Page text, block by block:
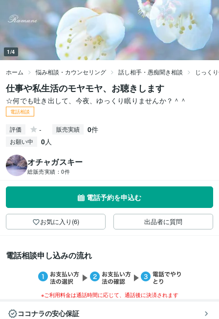
1/4
ホーム 悩み相談・カウンセリング 話し相手・愚痴聞き相談 じっく
仕事や私生活のモヤモヤ、お聴きします
☆何でも吐き出して、今夜、ゆっくり眠りませんか？＾＾
電話相談
評価 - 販売実績 0件
お願い中 0人
オチャガスキー
総販売実績： 0件
電話予約を申込む
お気に入り(6) 出品者に質問
電話相談申し込みの流れ
※ご利用料金は通話時間に応じて、通話後に決済されます
ココナラの安心保証